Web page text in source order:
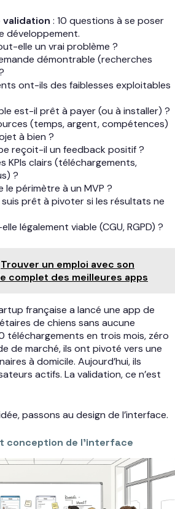
: 10 questions à se poser
développement.
elle un vrai problème ?
démontrable (recherches
ont-ils des faiblesses exploitables
est-il prêt à payer (ou à installer) ?
(temps, argent, compétences)
à bien ?
reçoit-il un feedback positif ?
KPIs clairs (téléchargements,
?
le périmètre à un MVP ?
prêt à pivoter si les résultats ne
légalement viable (CGU, RGPD) ?
Trouver un emploi avec son
complet des meilleures apps
française a lancé une app de
de chiens sans aucune
téléchargements en trois mois, zéro
de marché, ils ont pivoté vers une
à domicile. Aujourd’hui, ils
actifs. La validation, ce n’est
passons au design de l’interface.
conception de l’interface